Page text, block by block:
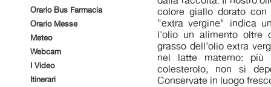
Orario Bus Farmacia
Orario Messe
Meteo
Webcam
I Video
Itinerari
colore giallo dorato
"extra vergine" indica
l'olio un alimento oltre
grasso dell'olio extra
nel latte materno: più
colesterolo, non si
Conservate in luogo